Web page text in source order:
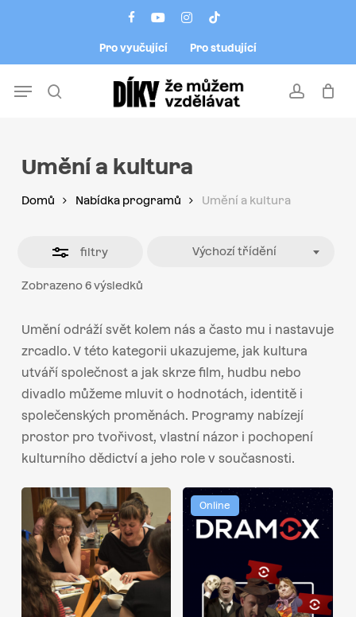
facebookyoutubeinstagram
tiktok
Pro vyučující Pro studující
account
Menu
Umění a kultura
Domů Nabídka programů Umění a kultura
filtry
Zobrazeno 6 výsledků
Výchozí třídění
Umění odráží svět kolem nás a často mu i nastavuje
zrcadlo. V této kategorii ukazujeme, jak kultura
utváří společnost a jak skrze film, hudbu nebo
divadlo můžeme mluvit o hodnotách, identitě i
společenských proměnách. Programy nabízejí
prostor pro tvořivost, vlastní názor i pochopení
kulturního dědictví a jeho role v současnosti.
Online